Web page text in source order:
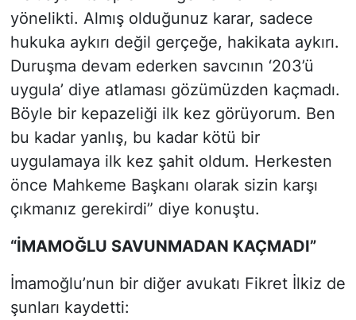
yönelikti. Almış olduğunuz karar, sadece
hukuka aykırı değil gerçeğe, hakikata aykırı.
Duruşma devam ederken savcının ‘203’ü
uygula’ diye atlaması gözümüzden kaçmadı.
Böyle bir kepazeliği ilk kez görüyorum. Ben
bu kadar yanlış, bu kadar kötü bir
uygulamaya ilk kez şahit oldum. Herkesten
önce Mahkeme Başkanı olarak sizin karşı
çıkmanız gerekirdi” diye konuştu.
“İMAMOĞLU SAVUNMADAN KAÇMADI”
İmamoğlu’nun bir diğer avukatı Fikret İlkiz de
şunları kaydetti: